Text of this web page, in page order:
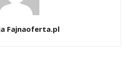
Fajnaoferta.pl